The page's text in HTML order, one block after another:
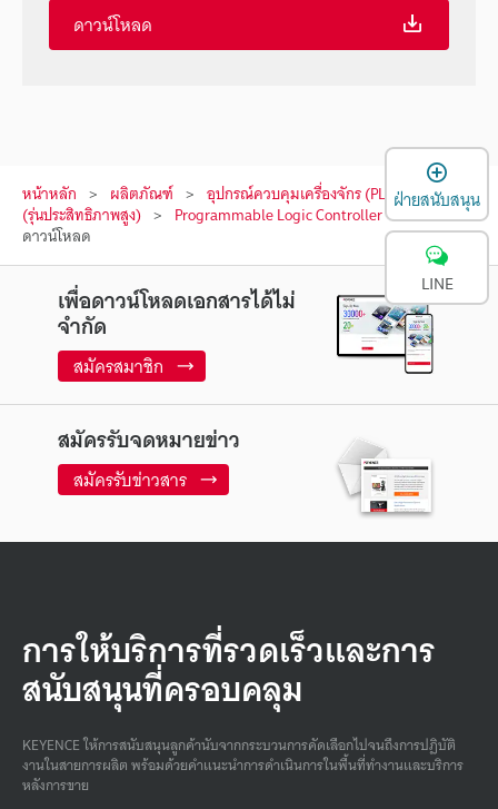
ดาวน์โหลด
หน้าหลัก ผลิตภัณฑ์ อุปกรณ์ควบคุมเครื่องจักร (PLC) PLC
(รุ่นประสิทธิภาพสูง) Programmable Logic Controller
ดาวน์โหลด
เพื่อดาวน์โหลดเอกสารได้ไม่
จำกัด
สมัครสมาชิก
สมัครรับจดหมายข่าว
สมัครรับข่าวสาร
การให้บริการที่รวดเร็วและการ
สนับสนุนที่ครอบคลุม
KEYENCE ให้การสนับสนุนลูกค้านับจากกระบวนการคัดเลือกไปจนถึงการปฏิบัติ
งานในสายการผลิต พร้อมด้วยคําแนะนําการดําเนินการในพื้นที่ทํางานและบริการ
หลังการขาย
ฝ่ายสนับสนุน
LINE